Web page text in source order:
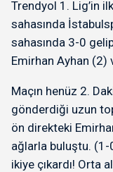
Trendyol 1. Lig’in
sahasında
sahasında 3-0
Emirhan Ayhan (2)
Maçın henüz 2.
gönderdiği uzun
ön direkteki
ağlarla buluştu. (1-
ikiye çıkardı! Orta